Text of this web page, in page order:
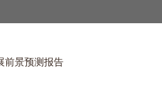
前景预测报告